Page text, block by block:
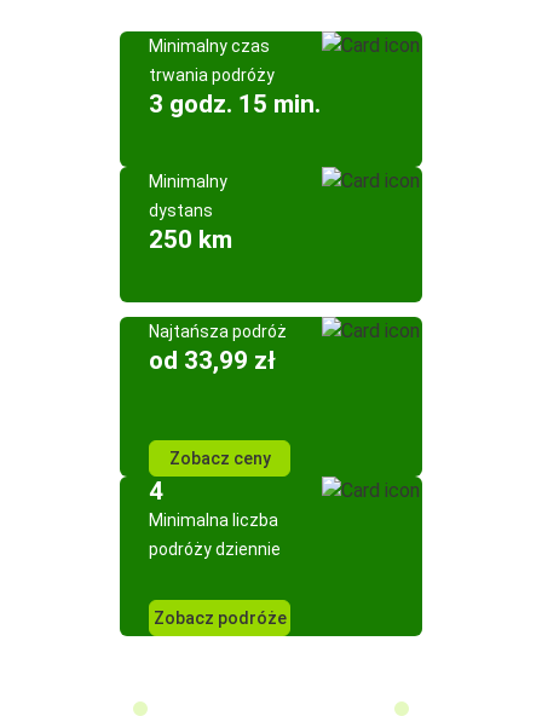
Minimalny czas
trwania podróży
3 godz. 15 min.
Minimalny
dystans
250 km
Najtańsza podróż
od 33,99 zł
Zobacz ceny
4
Minimalna liczba
podróży dziennie
Zobacz podróże